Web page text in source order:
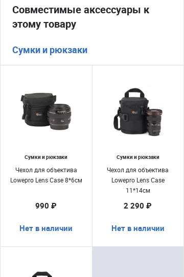
Совместимые аксессуары к
этому товару
Сумки и рюкзаки
Сумки и рюкзаки
Чехол для объектива
Lowepro Lens Case 8*6см
990 ₽
Нет в наличии
Сумки и рюкзаки
Чехол для объектива
Lowepro Lens Case
11*14см
2 290 ₽
Нет в наличии